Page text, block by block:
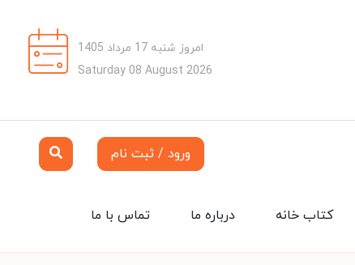
امروز شنبه 17 مرداد 1405
Saturday 08 August 2026
ورود / ثبت نام
تماس با ما درباره ما کتاب خانه